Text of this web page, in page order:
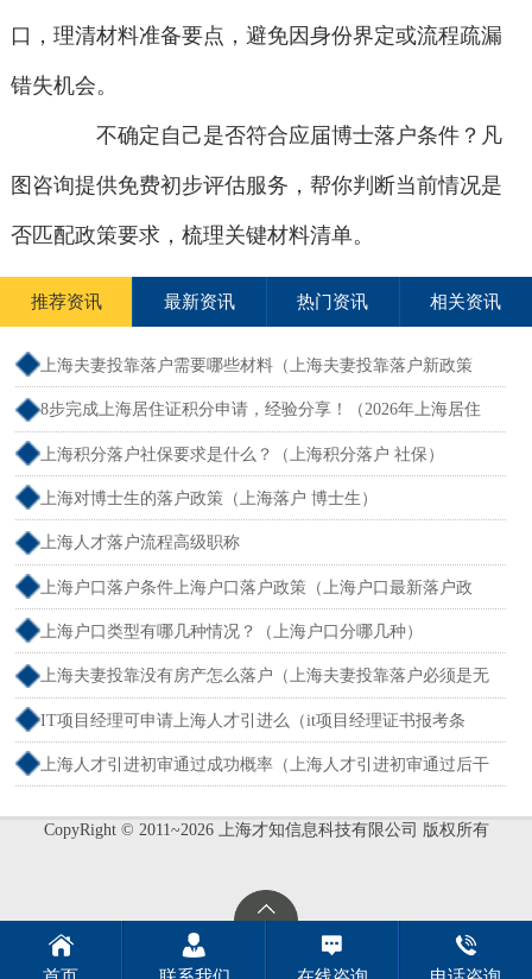
口，理清材料准备要点，避免因身份界定或流程疏漏
错失机会。
不确定自己是否符合应届博士落户条件？凡
图咨询提供免费初步评估服务，帮你判断当前情况是
否匹配政策要求，梳理关键材料清单。
推荐资讯 最新资讯 热门资讯 相关资讯
上海夫妻投靠落户需要哪些材料（上海夫妻投靠落户新政策
2026年）
8步完成上海居住证积分申请，经验分享！（2026年上海居住
证积分办理申请流程和准备材料）
上海积分落户社保要求是什么？（上海积分落户 社保）
上海对博士生的落户政策（上海落户 博士生）
上海人才落户流程高级职称
上海户口落户条件上海户口落户政策（上海户口最新落户政
策）
上海户口类型有哪几种情况？（上海户口分哪几种）
上海夫妻投靠没有房产怎么落户（上海夫妻投靠落户必须是无
业吗）
IT项目经理可申请上海人才引进么（it项目经理证书报考条
件）
上海人才引进初审通过成功概率（上海人才引进初审通过后干
CopyRight © 2011~2026 上海才知信息科技有限公司 版权所有